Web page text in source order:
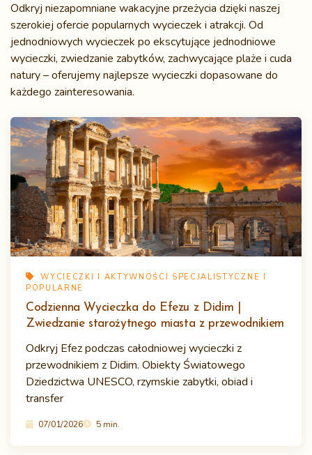
Odkryj niezapomniane wakacyjne przeżycia dzięki naszej
szerokiej ofercie popularnych wycieczek i atrakcji. Od
jednodniowych wycieczek po ekscytujące jednodniowe
wycieczki, zwiedzanie zabytków, zachwycające plaże i cuda
natury – oferujemy najlepsze wycieczki dopasowane do
każdego zainteresowania.
WYCIECZKI I AKTYWNOŚCI SPECJALISTYCZNE I
POPULARNE
Codzienna Wycieczka do Efezu z Didim |
Zwiedzanie starożytnego miasta z przewodnikiem
Odkryj Efez podczas całodniowej wycieczki z
przewodnikiem z Didim. Obiekty Światowego
Dziedzictwa UNESCO, rzymskie zabytki, obiad i
transfer
07/01/2026 5 min.